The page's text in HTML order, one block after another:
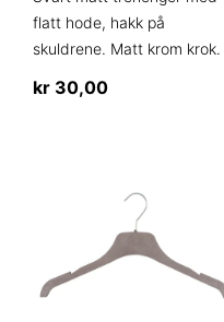
flatt hode, hakk på
skuldrene. Matt krom krok.
kr 30,00